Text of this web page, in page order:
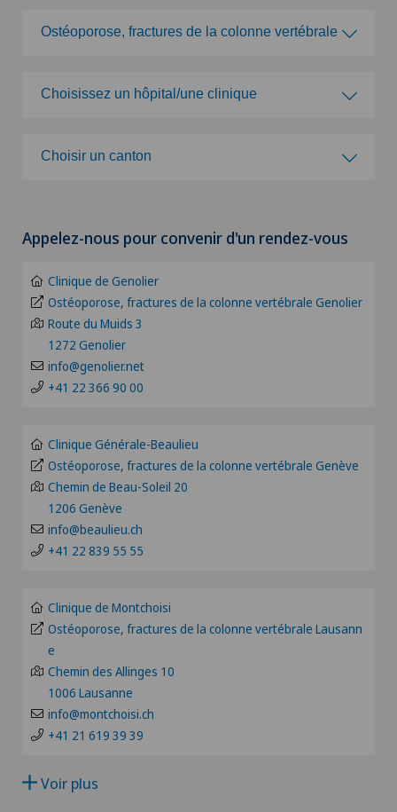
Ostéoporose, fractures de la colonne vertébrale
Alter G
Andrologie
Angiographie
Angiologie
Appareillage médical personnalisé
Arthroscopie de l'épaule
Arthroscopie genou
Arthrose
Arthrose de la hanche
Choisissez un hôpital/une clinique
Clinique de Montchoisi
Clinique de Valère
Clinique Générale Ste-Anne
Clinique Générale-Beaulieu
Clinique Valmont
Hôpital de La Providence
Hôpital de Saint-Imier
Patients internationaux
Privatklinik Siloah
Choisir un canton
BE
BS
FR
GE
TI
VS
VD
NE
Appelez-nous pour convenir d'un rendez-vous
Clinique de Genolier
Ostéoporose, fractures de la colonne vertébrale Genolier
Route du Muids 3
1272 Genolier
info@genolier.net
+41 22 366 90 00
Clinique Générale-Beaulieu
Ostéoporose, fractures de la colonne vertébrale Genève
Chemin de Beau-Soleil 20
1206 Genève
info@beaulieu.ch
+41 22 839 55 55
Clinique de Montchoisi
Ostéoporose, fractures de la colonne vertébrale Lausann
e
Chemin des Allinges 10
1006 Lausanne
info@montchoisi.ch
+41 21 619 39 39
Voir plus